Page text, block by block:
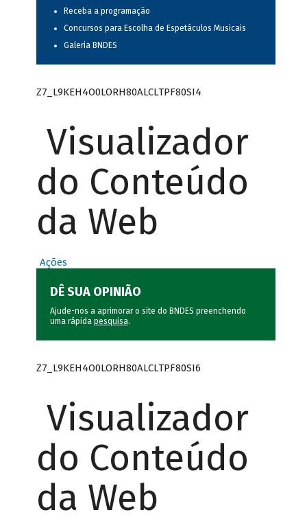
Receba a programação
Concursos para Escolha de Espetáculos Musicais
Galeria BNDES
Z7_L9KEH4O0LORH80ALCLTPF80SI4
Visualizador
do Conteúdo
da Web
Ações
DÊ SUA OPINIÃO
Ajude-nos a aprimorar o site do BNDES preenchendo
uma rápida pesquisa.
Z7_L9KEH4O0LORH80ALCLTPF80SI6
Visualizador
do Conteúdo
da Web